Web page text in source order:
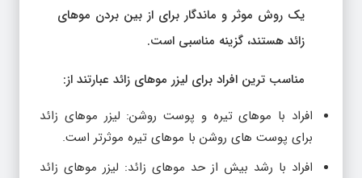
یک روش موثر و ماندگار برای از بین بردن موهای
زائد هستند، گزینه مناسبی است.
مناسب ترین افراد برای لیزر موهای زائد عبارتند از:
افراد با موهای تیره و پوست روشن: لیزر موهای زائد
برای پوست های روشن با موهای تیره موثرتر است.
افراد با رشد بیش از حد موهای زائد: لیزر موهای زائد